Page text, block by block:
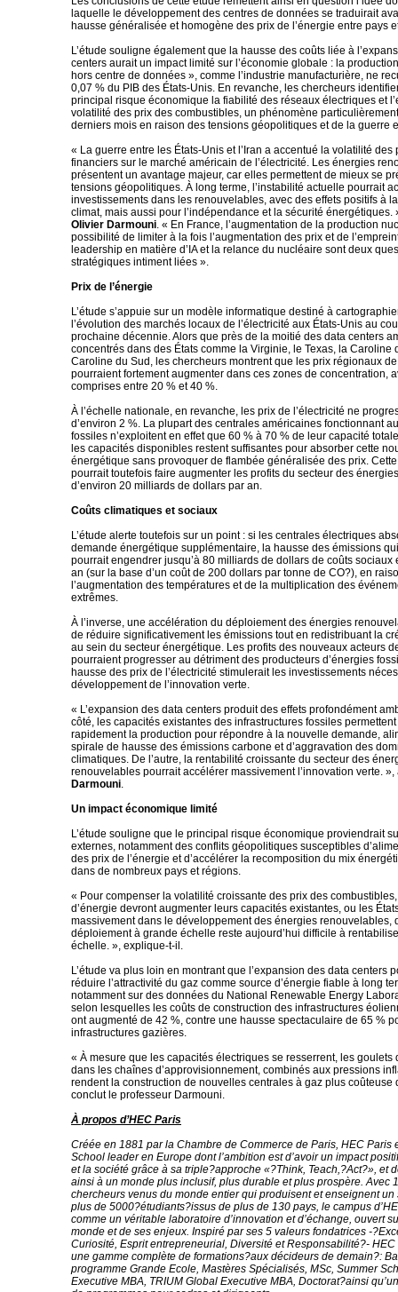
laquelle le développement des centres de données se traduirait
hausse généralisée et homogène des prix de l’énergie entre pays
L’étude souligne également que la hausse des coûts liée à
centers aurait un impact limité sur l’économie globale : la
hors centre de données », comme l’industrie manufacturière, ne
0,07 % du PIB des États-Unis. En revanche, les chercheurs
principal risque économique la fiabilité des réseaux électriques et
volatilité des prix des combustibles, un phénomène
derniers mois en raison des tensions géopolitiques et de la guerre
« La guerre entre les États-Unis et l’Iran a accentué la volatilité des
financiers sur le marché américain de l’électricité. Les énergies
présentent un avantage majeur, car elles permettent de mieux se
tensions géopolitiques. À long terme, l’instabilité actuelle pourrait
investissements dans les renouvelables, avec des effets positifs à
climat, mais aussi pour l’indépendance et la sécurité énergétiques.
Olivier Darmouni. « En France, l’augmentation de la production
possibilité de limiter à la fois l’augmentation des prix et de
leadership en matière d’IA et la relance du nucléaire sont deux
stratégiques intiment liées ».
Prix de l’énergie
L’étude s’appuie sur un modèle informatique destiné à
l’évolution des marchés locaux de l’électricité aux États-Unis au
prochaine décennie. Alors que près de la moitié des data centers
concentrés dans des États comme la Virginie, le Texas, la Caroline
Caroline du Sud, les chercheurs montrent que les prix régionaux de
pourraient fortement augmenter dans ces zones de concentration,
comprises entre 20 % et 40 %.
À l’échelle nationale, en revanche, les prix de l’électricité ne
d’environ 2 %. La plupart des centrales américaines fonctionnant
fossiles n’exploitent en effet que 60 % à 70 % de leur capacité
les capacités disponibles restent suffisantes pour absorber cette
énergétique sans provoquer de flambée généralisée des prix.
pourrait toutefois faire augmenter les profits du secteur des
d’environ 20 milliards de dollars par an.
Coûts climatiques et sociaux
L’étude alerte toutefois sur un point : si les centrales électriques
demande énergétique supplémentaire, la hausse des émissions
pourrait engendrer jusqu’à 80 milliards de dollars de coûts sociaux
an (sur la base d’un coût de 200 dollars par tonne de CO?), en
l’augmentation des températures et de la multiplication des
extrêmes.
À l’inverse, une accélération du déploiement des énergies
de réduire significativement les émissions tout en redistribuant la
au sein du secteur énergétique. Les profits des nouveaux acteurs
pourraient progresser au détriment des producteurs d’énergies
hausse des prix de l’électricité stimulerait les investissements
développement de l’innovation verte.
« L’expansion des data centers produit des effets profondément
côté, les capacités existantes des infrastructures fossiles permettent
rapidement la production pour répondre à la nouvelle demande,
spirale de hausse des émissions carbone et d’aggravation des
climatiques. De l’autre, la rentabilité croissante du secteur des
renouvelables pourrait accélérer massivement l’innovation verte.
Darmouni.
Un impact économique limité
L’étude souligne que le principal risque économique proviendrait
externes, notamment des conflits géopolitiques susceptibles
des prix de l’énergie et d’accélérer la recomposition du mix
dans de nombreux pays et régions.
« Pour compenser la volatilité croissante des prix des
d’énergie devront augmenter leurs capacités existantes, ou les
massivement dans le développement des énergies renouvelables,
déploiement à grande échelle reste aujourd’hui difficile à
échelle. », explique-t-il.
L’étude va plus loin en montrant que l’expansion des data centers
réduire l’attractivité du gaz comme source d’énergie fiable à long
notamment sur des données du National Renewable Energy
selon lesquelles les coûts de construction des infrastructures
ont augmenté de 42 %, contre une hausse spectaculaire de 65 %
infrastructures gazières.
« À mesure que les capacités électriques se resserrent, les goulets
dans les chaînes d’approvisionnement, combinés aux pressions
rendent la construction de nouvelles centrales à gaz plus coûteuse
conclut le professeur Darmouni.
À propos d’HEC Paris
Créée en 1881 par la Chambre de Commerce de Paris, HEC Paris
School leader en Europe dont l’ambition est d’avoir un impact
et la société grâce à sa triple?approche «?Think, Teach,?Act?», et
ainsi à un monde plus inclusif, plus durable et plus prospère. Avec
chercheurs venus du monde entier qui produisent et enseignent
plus de 5000?étudiants?issus de plus de 130 pays, le campus
comme un véritable laboratoire d’innovation et d’échange, ouvert
monde et de ses enjeux. Inspiré par ses 5 valeurs fondatrices -
Curiosité, Esprit entrepreneurial, Diversité et Responsabilité?-
une gamme complète de formations?aux décideurs de demain?:
programme Grande Ecole, Mastères Spécialisés, MSc, Summer
Executive MBA, TRIUM Global Executive MBA, Doctorat?ainsi